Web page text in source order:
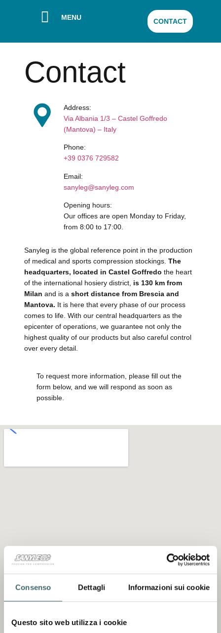
Consenso Dettagli Informazioni sui cookie
Questo sito web utilizza i cookie
MENU CONTACT
Contact
Address:
Via Albania 1/3 – Castel Goffredo
(Mantova) – Italy
Phone:
+39 0376 729582
Email:
sanyleg@sanyleg.com
Opening hours:
Our offices are open Monday to Friday,
from 8:00 to 17:00.
Sanyleg is the global reference point in the production
of medical and sports compression stockings. The
headquarters, located in Castel Goffredo the heart
of the international hosiery district, is 130 km from
Milan and is a short distance from Brescia and
Mantova. It is here that every phase of our process
comes to life. With our central headquarters as the
epicenter of operations, we guarantee not only the
highest quality of our products but also careful control
over every detail.
To request more information, please fill out the
form below, and we will respond as soon as
possible.